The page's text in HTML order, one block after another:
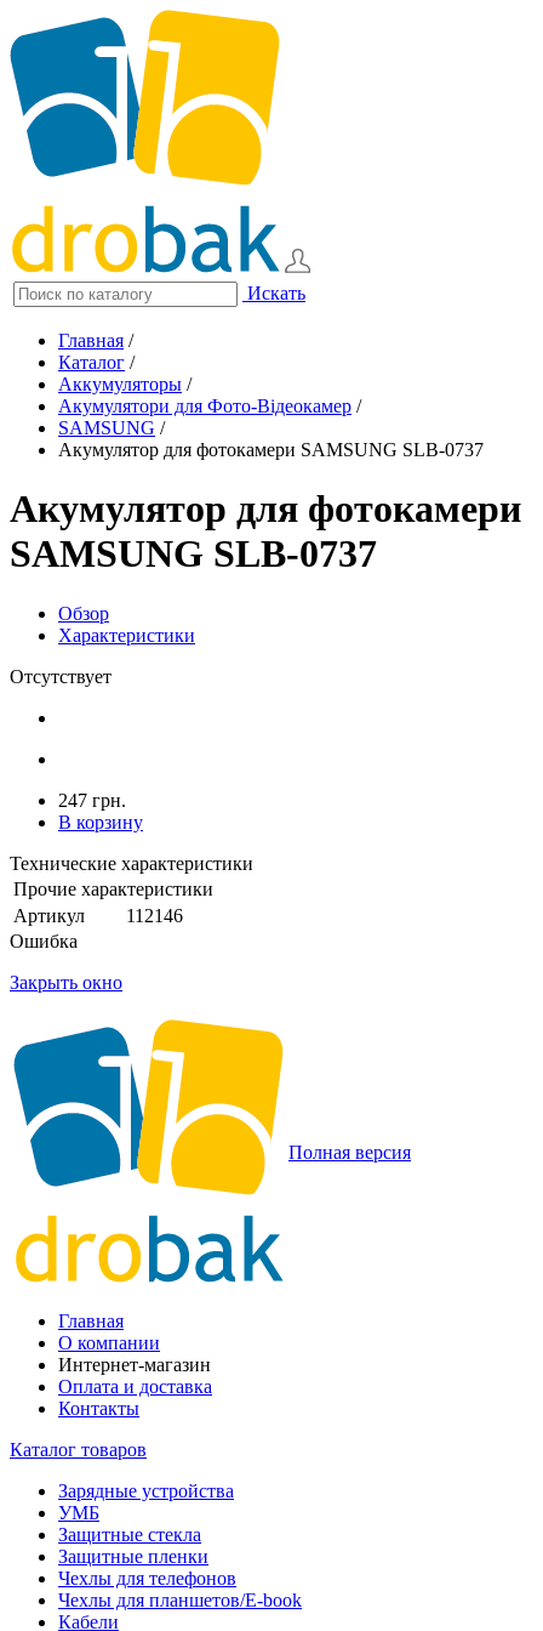
Искать
Главная /
Каталог /
Аккумуляторы /
Акумулятори для Фото-Відеокамер /
SAMSUNG /
Акумулятор для фотокамери SAMSUNG SLB-0737
Акумулятор для фотокамери
SAMSUNG SLB-0737
Обзор
Характеристики
Отсутствует
247 грн.
В корзину
Технические характеристики
Прочие характеристики
Артикул
112146
Ошибка
Закрыть окно
Полная версия
Главная
О компании
Интернет-магазин
Оплата и доставка
Контакты
Каталог товаров
Зарядные устройства
УМБ
Защитные стекла
Защитные пленки
Чехлы для телефонов
Чехлы для планшетов/E-book
Кабели